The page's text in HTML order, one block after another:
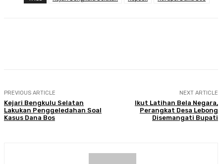
PREVIOUS ARTICLE
Kejari Bengkulu Selatan
Lakukan Penggeledahan Soal
Kasus Dana Bos
NEXT ARTICLE
Ikut Latihan Bela Negara,
Perangkat Desa Lebong
Disemangati Bupati